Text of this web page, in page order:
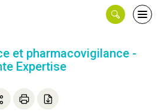
et pharmacovigilance -
Expertise